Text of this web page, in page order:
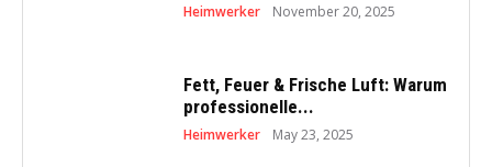
Heimwerker November 20, 2025
Fett, Feuer & Frische Luft: Warum
professionelle...
Heimwerker May 23, 2025